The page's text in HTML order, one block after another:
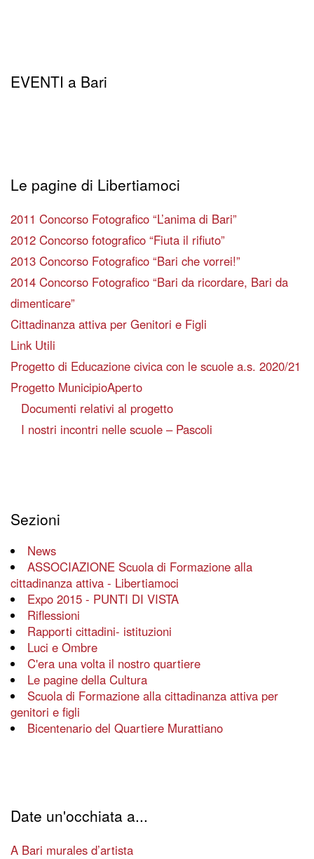
EVENTI a Bari
Le pagine di Libertiamoci
2011 Concorso Fotografico “L’anima di Bari”
2012 Concorso fotografico “Fiuta il rifiuto”
2013 Concorso Fotografico “Bari che vorrei!”
2014 Concorso Fotografico “Bari da ricordare, Bari da
dimenticare”
Cittadinanza attiva per Genitori e Figli
Link Utili
Progetto di Educazione civica con le scuole a.s. 2020/21
Progetto MunicipioAperto
Documenti relativi al progetto
I nostri incontri nelle scuole – Pascoli
Sezioni
News
ASSOCIAZIONE Scuola di Formazione alla
cittadinanza attiva - Libertiamoci
Expo 2015 - PUNTI DI VISTA
Riflessioni
Rapporti cittadini- istituzioni
Luci e Ombre
C'era una volta il nostro quartiere
Le pagine della Cultura
Scuola di Formazione alla cittadinanza attiva per
genitori e figli
Bicentenario del Quartiere Murattiano
Date un'occhiata a...
A Bari murales d’artista